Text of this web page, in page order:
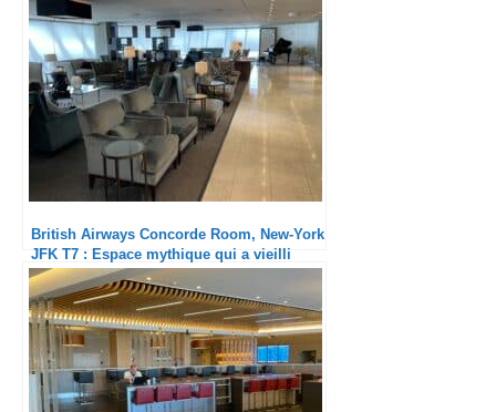
British Airways Concorde Room, New-York
JFK T7 : Espace mythique qui a vieilli
mais service toujours au top !